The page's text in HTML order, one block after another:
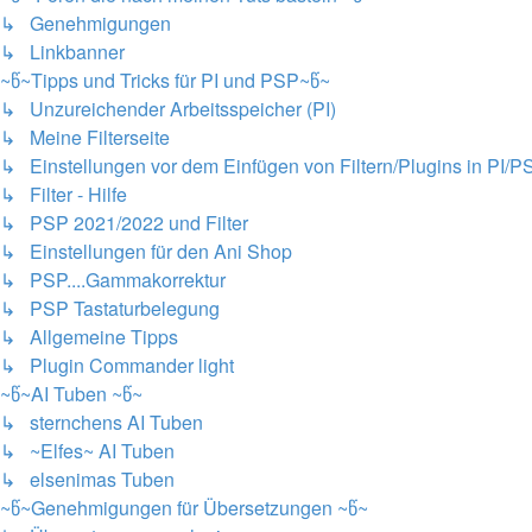
↳ Genehmigungen
↳ Linkbanner
~წ~Tipps und Tricks für PI und PSP~წ~
↳ Unzureichender Arbeitsspeicher (PI)
↳ Meine Filterseite
↳ Einstellungen vor dem Einfügen von Filtern/Plugins in PI/
↳ Filter - Hilfe
↳ PSP 2021/2022 und Filter
↳ Einstellungen für den Ani Shop
↳ PSP....Gammakorrektur
↳ PSP Tastaturbelegung
↳ Allgemeine Tipps
↳ Plugin Commander light
~წ~AI Tuben ~წ~
↳ sternchens AI Tuben
↳ ~Elfes~ AI Tuben
↳ elsenimas Tuben
~წ~Genehmigungen für Übersetzungen ~წ~